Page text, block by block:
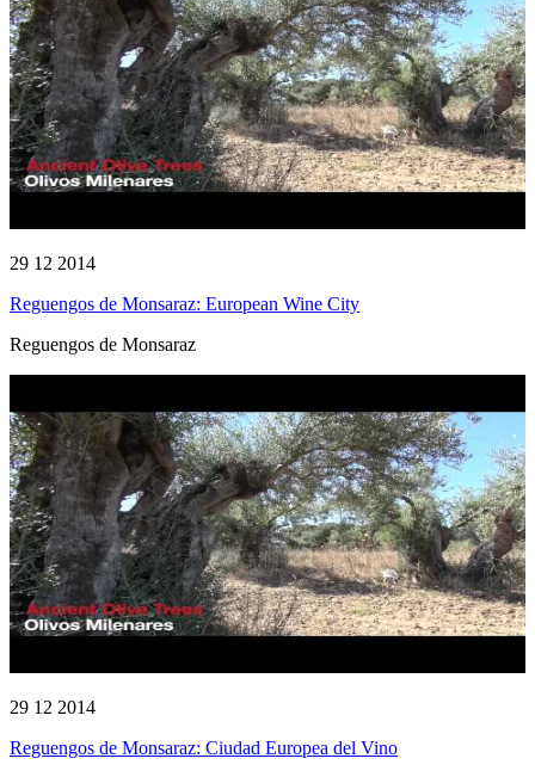
29 12 2014
Reguengos de Monsaraz: European Wine City
Reguengos de Monsaraz
29 12 2014
Reguengos de Monsaraz: Ciudad Europea del Vino